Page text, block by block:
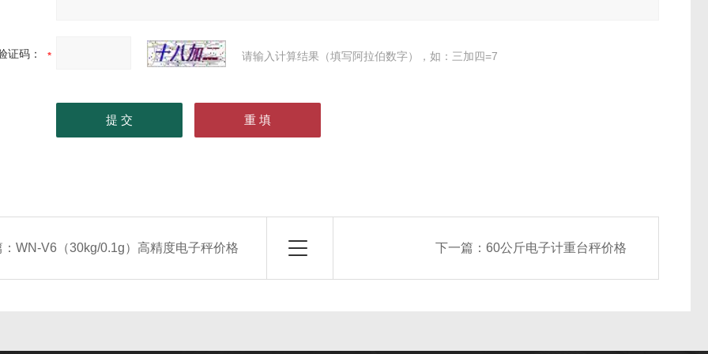
证码： 请输入计算结果（填写阿拉伯数字），如：三加四=7
：WN-V6（30kg/0.1g）高精度电子秤价格 下一篇： 60公斤电子计重台秤价格